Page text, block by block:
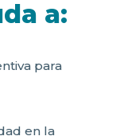
a:
para
en la